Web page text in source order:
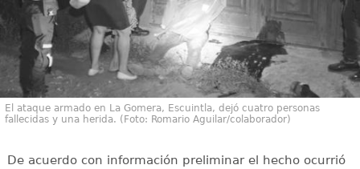
El ataque armado en La Gomera, Escuintla, dejó cuatro personas
fallecidas y una herida. (Foto: Romario Aguilar/colaborador)
De acuerdo con información preliminar el hecho ocurrió